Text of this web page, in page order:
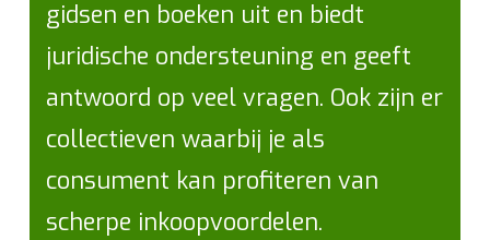
gidsen en boeken uit en biedt
juridische ondersteuning en geeft
antwoord op veel vragen. Ook zijn er
collectieven waarbij je als
consument kan profiteren van
scherpe inkoopvoordelen.